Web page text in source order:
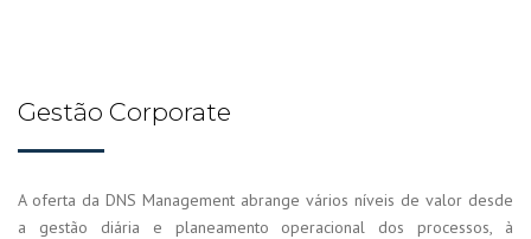
Gestão Corporate
A oferta da DNS Management abrange vários níveis de valor desde
a gestão diária e planeamento operacional dos processos, à